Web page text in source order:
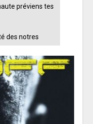
préviens tes
des notres